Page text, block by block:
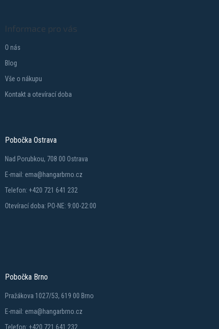
Informace pro vás
O nás
Blog
Vše o nákupu
Kontakt a otevírací doba
Pobočka Ostrava
Nad Porubkou, 708 00 Ostrava
E-mail: ema@hangarbrno.cz
Telefon: +420 721 641 232
Otevírací doba: PO-NE: 9:00-22:00
Pobočka Brno
Pražákova 1027/53, 619 00 Brno
E-mail: ema@hangarbrno.cz
Telefon: +420 721 641 232